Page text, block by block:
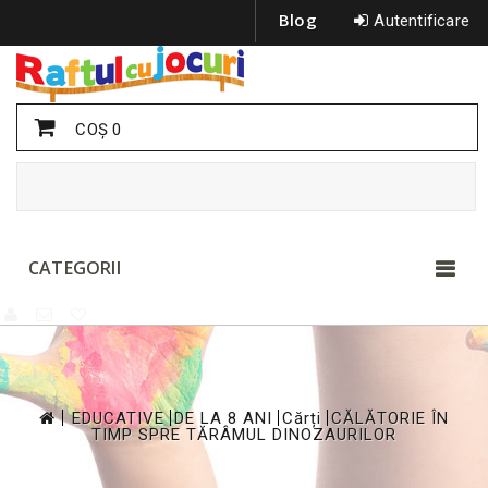
Autentificare
Blog
COŞ0
CATEGORII
>
EDUCATIVE
>
DE LA 8 ANI
Cărți CĂLĂTORIE ÎN
TIMP SPRE TĂRÂMUL DINOZAURILOR